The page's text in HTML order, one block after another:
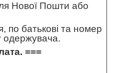
Нової Пошти або
по батькові та номер
одержувача.
===